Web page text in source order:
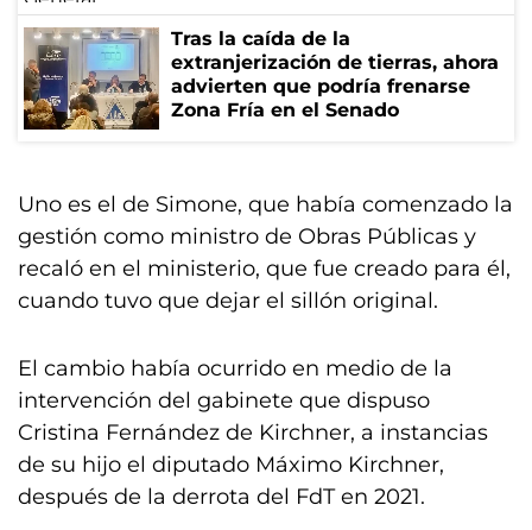
Tras la caída de la
extranjerización de tierras, ahora
advierten que podría frenarse
Zona Fría en el Senado
Uno es el de Simone, que había comenzado la
gestión como ministro de Obras Públicas y
recaló en el ministerio, que fue creado para él,
cuando tuvo que dejar el sillón original.
El cambio había ocurrido en medio de la
intervención del gabinete que dispuso
Cristina Fernández de Kirchner, a instancias
de su hijo el diputado Máximo Kirchner,
después de la derrota del FdT en 2021.